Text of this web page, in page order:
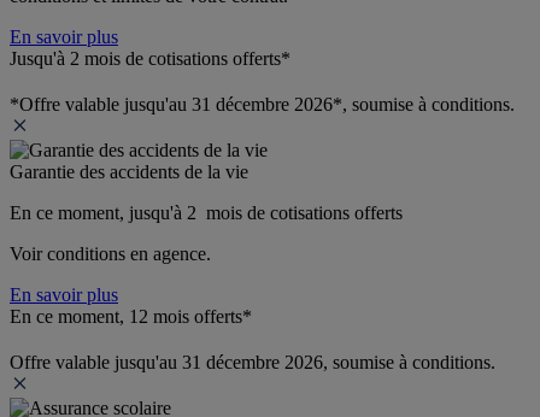
En savoir plus
Jusqu'à 2 mois de cotisations offerts*
*Offre valable jusqu'au 31 décembre 2026*, soumise à conditions.
Garantie des accidents de la vie
En ce moment, jusqu'à 2  mois de cotisations offerts
Voir conditions en agence.
En savoir plus
En ce moment, 12 mois offerts*
Offre valable jusqu'au 31 décembre 2026, soumise à conditions.